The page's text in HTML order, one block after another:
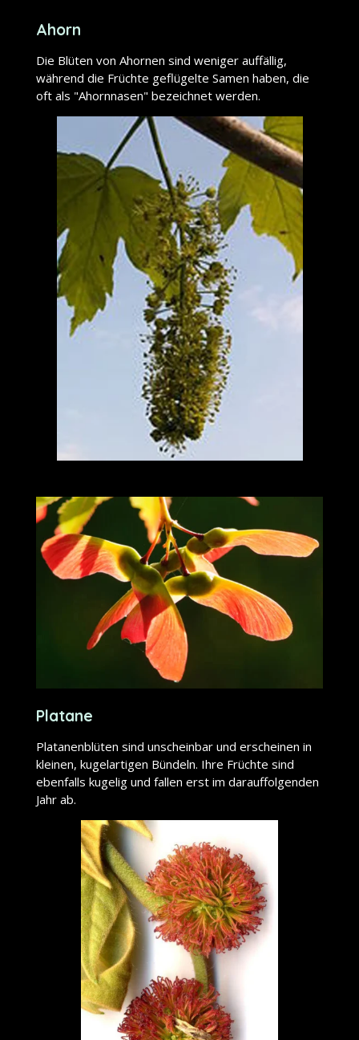
Ahorn
Die Blüten von Ahornen sind weniger auffällig,
während die Früchte geflügelte Samen haben, die
oft als "Ahornnasen" bezeichnet werden.
Platane
Platanenblüten sind unscheinbar und erscheinen in
kleinen, kugelartigen Bündeln. Ihre Früchte sind
ebenfalls kugelig und fallen erst im darauffolgenden
Jahr ab.